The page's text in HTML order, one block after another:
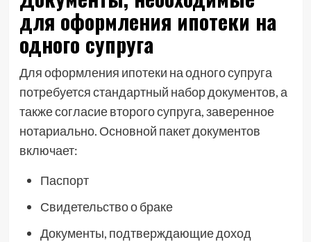
для оформления ипотеки на
одного супруга
Для оформления ипотеки на одного супруга
потребуется стандартный набор документов, а
также согласие второго супруга, заверенное
нотариально. Основной пакет документов
включает:
Паспорт
Свидетельство о браке
Документы, подтверждающие доход